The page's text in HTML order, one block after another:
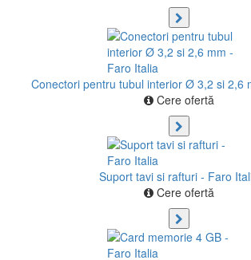
Conectori pentru tubul interior Ø 3,2 si 2,6
Cere ofertă
Suport tavi si rafturi - Faro
Cere ofertă